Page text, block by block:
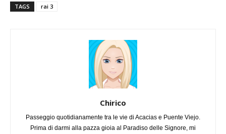
TAGS rai 3
Chirico
Passeggio quotidianamente tra le vie di Acacias e Puente Viejo.
Prima di darmi alla pazza gioia al Paradiso delle Signore, mi